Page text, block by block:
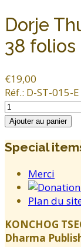
Dorje
38 folios
€19,00
Réf.: D-ST-015-E
Special
Merci
Plan du
KONCHOG
Dharma